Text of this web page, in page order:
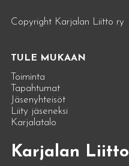
Copyright Karjalan Liitto ry
TULE MUKAAN
Toiminta
Tapahtumat
Jäsenyhteisöt
Liity jäseneksi
Karjalatalo
Karjalan Liitto